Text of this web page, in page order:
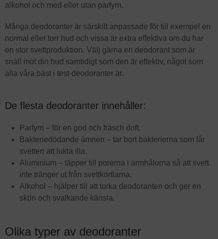
alkohol och med eller utan parfym.
Många deodoranter är särskilt anpassade för till exempel en
normal eller torr hud och vissa är extra effektiva om du har
en stor svettproduktion. Välj gärna en deodorant som är
snäll mot din hud samtidigt som den är effektiv, något som
alla våra bäst i test-deodoranter är.
De flesta deodoranter innehåller:
Parfym – för en god och fräsch doft.
Bakteriedödande ämnen – tar bort bakterierna som får
svetten att lukta illa.
Aluminium – täpper till porerna i armhålorna så att svett
inte tränger ut från svettkörtlarna.
Alkohol – hjälper till att torka deodoranten och ger en
skön och svalkande känsla.
Olika typer av deodoranter